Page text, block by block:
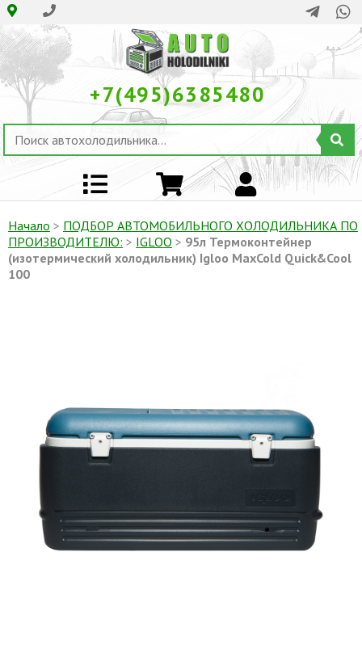
+7(495)6385480
Начало > ПОДБОР АВТОМОБИЛЬНОГО ХОЛОДИЛЬНИКА ПO
ПРОИЗВОДИТЕЛЮ: > IGLOO > 95л Термоконтейнер
(изотермический холодильник) Igloo MaxCold Quick&Cool
100